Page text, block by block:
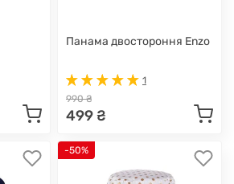
Панама двостороння Enzo
1
990 ₴
499 ₴
-50%